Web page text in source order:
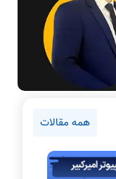
همه مقالات